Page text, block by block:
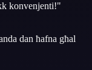
konvenjenti!"
dan ħafna għal